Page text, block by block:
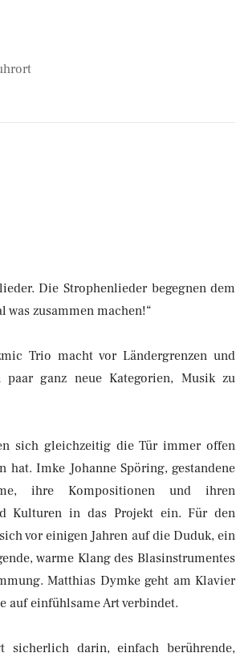
Die Strophenlieder begegnen dem
was zusammen machen!“
Trio macht vor Ländergrenzen und
ganz neue Kategorien, Musik zu
sich gleichzeitig die Tür immer offen
hat. Imke Johanne Spöring, gestandene
ihre Kompositionen und ihren
Kulturen in das Projekt ein. Für den
vor einigen Jahren auf die Duduk, ein
warme Klang des Blasinstrumentes
Matthias Dymke geht am Klavier
auf einfühlsame Art verbindet.
sicherlich darin, einfach berührende,